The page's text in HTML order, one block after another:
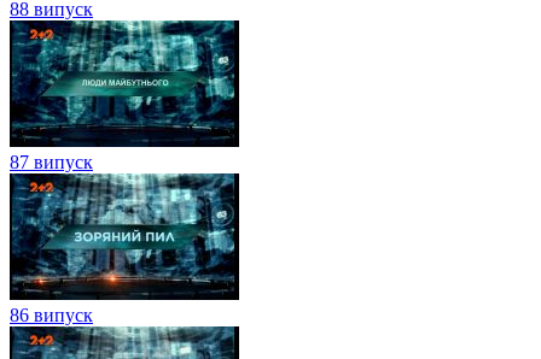
88 випуск
87 випуск
86 випуск